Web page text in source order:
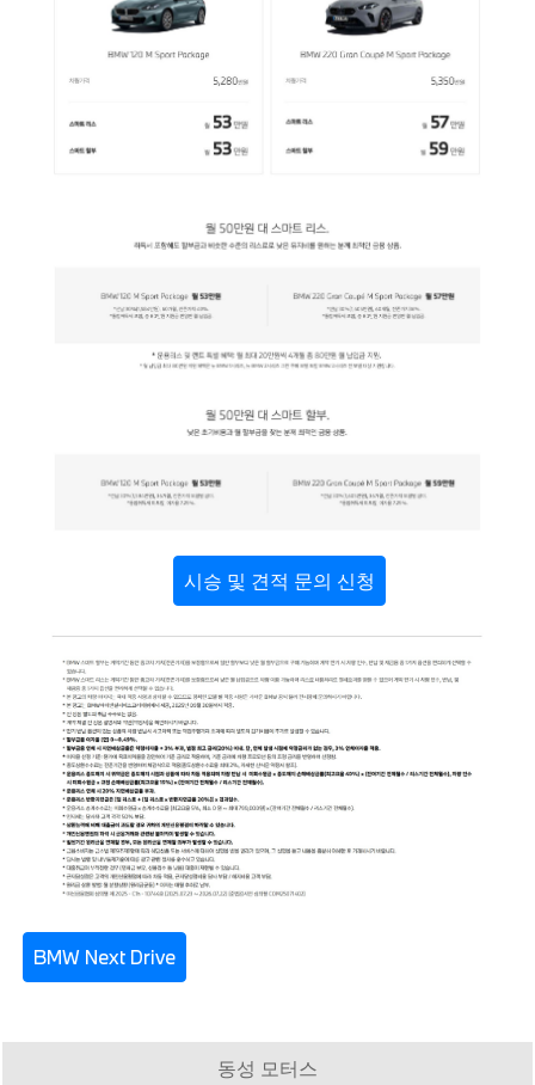
시승 및 견적 문의 신청
BMW Next Drive
동성 모터스